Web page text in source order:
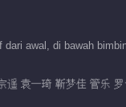
awal, di bawah
遥 袁一琦 靳梦佳 管乐 罗